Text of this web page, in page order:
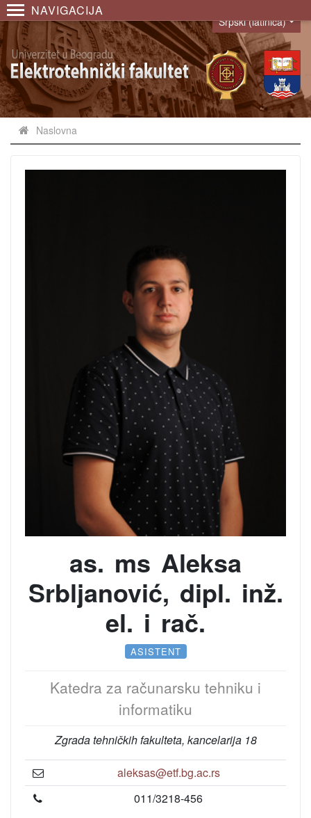
NAVIGACIJA
Language
Srpski (latinica)
Naslovna
as. ms Aleksa
Srbljanović, dipl. inž.
el. i rač.
ASISTENT
Katedra za računarsku tehniku i
informatiku
Zgrada tehničkih fakulteta, kancelarija 18
aleksas@etf.bg.ac.rs
011/3218-456